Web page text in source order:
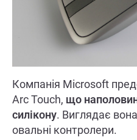
Компанія Microsoft
Arc Touch, що
силікону. Виглядає
овальні контролери.